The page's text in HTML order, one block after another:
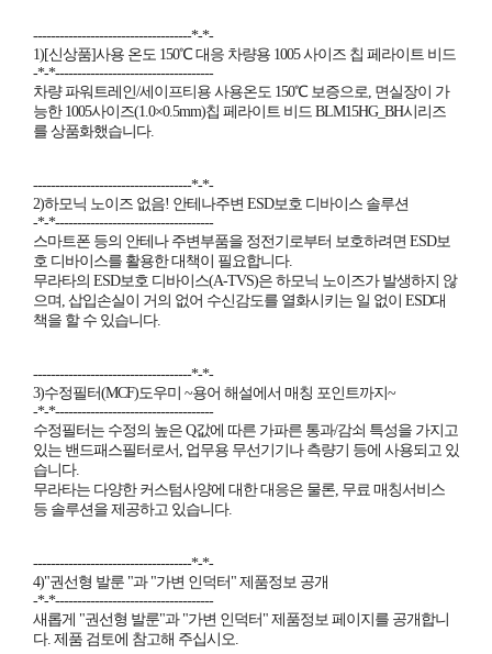
------------------------------------*-*-
1)[신상품]사용 온도 150℃ 대응 차량용 1005 사이즈 칩 페라이트 비드
-*-*------------------------------------
차량 파워트레인/세이프티용 사용온도 150℃ 보증으로, 면실장이 가
능한 1005사이즈(1.0×0.5mm)칩 페라이트 비드 BLM15HG_BH시리즈
를 상품화했습니다.
------------------------------------*-*-
2)하모닉 노이즈 없음! 안테나주변 ESD보호 디바이스 솔루션
-*-*------------------------------------
스마트폰 등의 안테나 주변부품을 정전기로부터 보호하려면 ESD보
호 디바이스를 활용한 대책이 필요합니다.
무라타의 ESD보호 디바이스(A-TVS)은 하모닉 노이즈가 발생하지 않
으며, 삽입손실이 거의 없어 수신감도를 열화시키는 일 없이 ESD대
책을 할 수 있습니다.
------------------------------------*-*-
3)수정필터(MCF)도우미 ~용어 해설에서 매칭 포인트까지~
-*-*------------------------------------
수정필터는 수정의 높은 Q값에 따른 가파른 통과/감쇠 특성을 가지고
있는 밴드패스필터로서, 업무용 무선기기나 측량기 등에 사용되고 있
습니다.
무라타는 다양한 커스텀사양에 대한 대응은 물론, 무료 매칭서비스
등 솔루션을 제공하고 있습니다.
------------------------------------*-*-
4)"권선형 발룬 "과 "가변 인덕터" 제품정보 공개
-*-*------------------------------------
새롭게 "권선형 발룬"과 "가변 인덕터" 제품정보 페이지를 공개합니
다. 제품 검토에 참고해 주십시오.